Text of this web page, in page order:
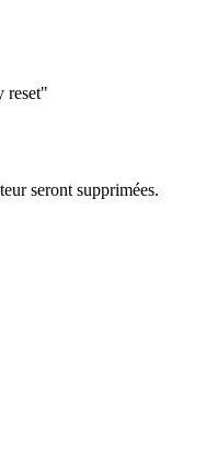
reset"
seront supprimées.